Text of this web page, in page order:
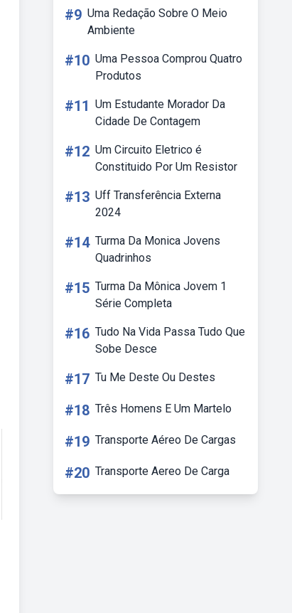
#9 Uma Redação Sobre O Meio
Ambiente
#10 Uma Pessoa Comprou Quatro
Produtos
#11 Um Estudante Morador Da
Cidade De Contagem
#12 Um Circuito Eletrico é
Constituido Por Um Resistor
#13 Uff Transferência Externa
2024
#14 Turma Da Monica Jovens
Quadrinhos
#15 Turma Da Mônica Jovem 1
Série Completa
#16 Tudo Na Vida Passa Tudo Que
Sobe Desce
#17 Tu Me Deste Ou Destes
#18 Três Homens E Um Martelo
#19 Transporte Aéreo De Cargas
#20 Transporte Aereo De Carga